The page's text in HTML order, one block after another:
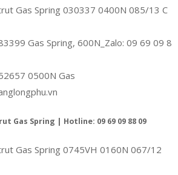
Gas Spring 030337 0400N 085/13 C
Gas Spring, 600N_Zalo: 09 69 09 8
0500N Gas
Gas Spring | Hotline: 09 69 09 88 09
Gas Spring 0745VH 0160N 067/12